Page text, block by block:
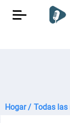
Hogar / Todas